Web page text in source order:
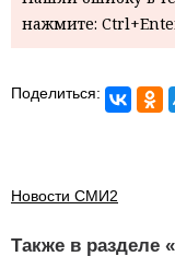
нажмите:
Поделиться:
Новости СМИ2
Также в разделе «